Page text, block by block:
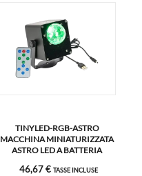
TINYLED-RGB-ASTRO
MACCHINA MINIATURIZZATA
ASTRO LED A BATTERIA
46,67 € TASSE INCLUSE